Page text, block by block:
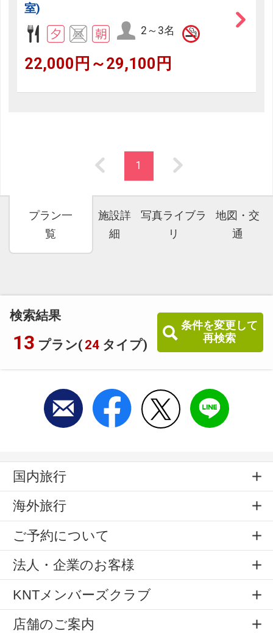
検索結果
13 プラン( 24 タイプ)
条件を変更して
再検索
室)
2～3名
22,000円～29,100円
1
プラン一
覧
施設詳
細
写真ライブラ
リ
地図・交
通
国内旅行
海外旅行
ご予約について
法人・企業のお客様
KNTメンバーズクラブ
店舗のご案内